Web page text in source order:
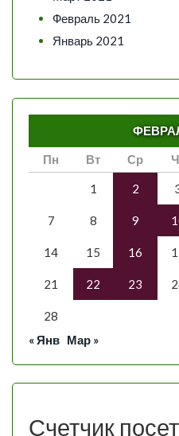
Февраль 2021
Январь 2021
Пн
Вт Ср
1 2
7 8 9
14 15 16
21 22 23
28
« Янв Мар »
Счетчик